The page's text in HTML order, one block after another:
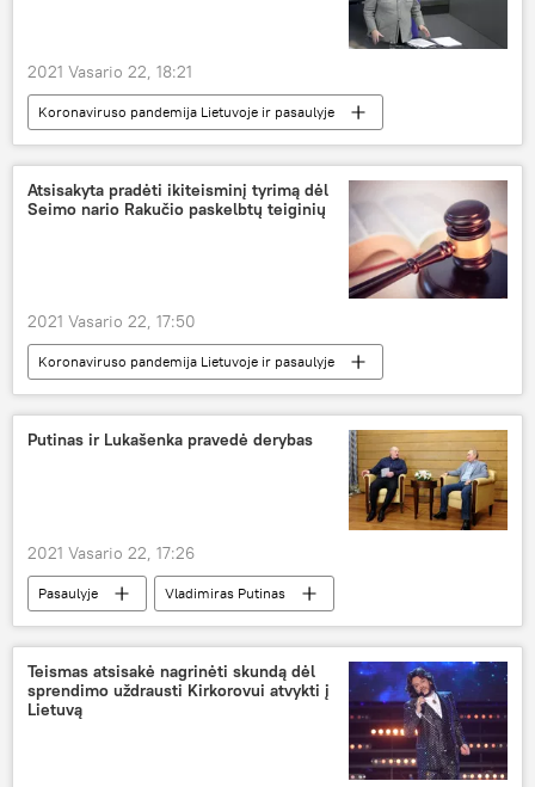
2021 Vasario 22, 18:21
Koronaviruso pandemija Lietuvoje ir pasaulyje
Pasaulyje
Angela Merkel
koronavirusas
Vokietija
Atsisakyta pradėti ikiteisminį tyrimą dėl
Seimo nario Rakučio paskelbtų teiginių
2021 Vasario 22, 17:50
Koronaviruso pandemija Lietuvoje ir pasaulyje
Visuomenė
teismas Seimas
Putinas ir Lukašenka pravedė derybas
2021 Vasario 22, 17:26
Pasaulyje
Vladimiras Putinas
Aleksandras Lukašenka
Rusija
Baltarusija
Teismas atsisakė nagrinėti skundą dėl
sprendimo uždrausti Kirkorovui atvykti į
Lietuvą